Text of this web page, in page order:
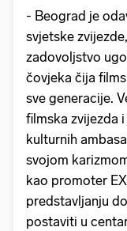
- Beograd je
svjetske
zadovoljstvo
čovjeka čija
sve generacije.
filmska zvijezda
kulturnih
svojom
kao promoter
predstavlјanju
postaviti u